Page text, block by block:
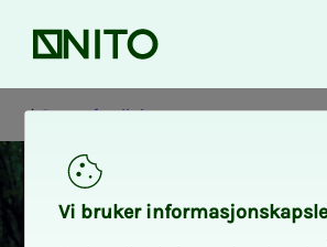
Forsiden
Personforsikring
Vi bru­­­ker